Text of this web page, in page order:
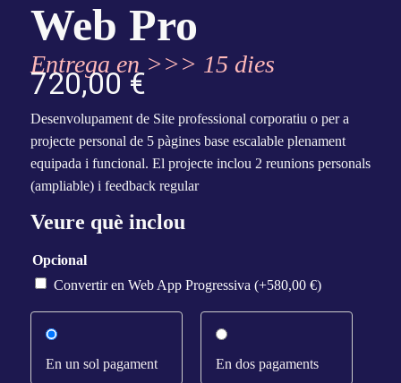
Web Pro
Entrega en >>> 15 dies
720,00€
Desenvolupament de Site professional corporatiu o per a
projecte personal de 5 pàgines base escalable plenament
equipada i funcional. El projecte inclou 2 reunions personals
(ampliable) i feedback regular
Veure què inclou
Opcional
Convertir en Web App Progressiva (+580,00 €)
En dos pagaments
En un sol pagament